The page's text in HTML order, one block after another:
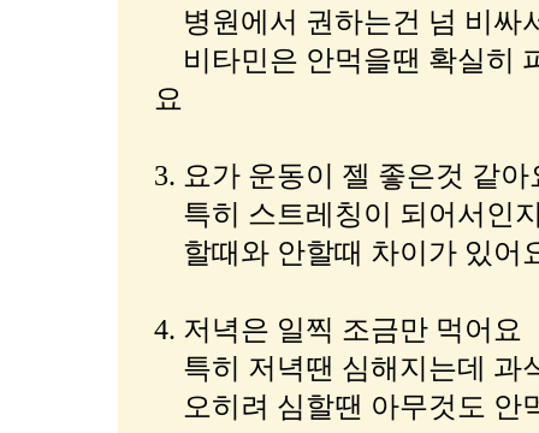
병원에서 권하는건 넘 비싸
비타민은 안먹을땐 확실히
요
3. 요가 운동이 젤 좋은것 같아
특히 스트레칭이 되어서인
할때와 안할때 차이가 있어
4. 저녁은 일찍 조금만 먹어요
특히 저녁땐 심해지는데 과
오히려 심할땐 아무것도 안